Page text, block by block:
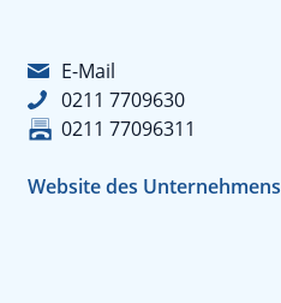
E-Mail
0211 7709630
0211 77096311
Website des Unternehmens